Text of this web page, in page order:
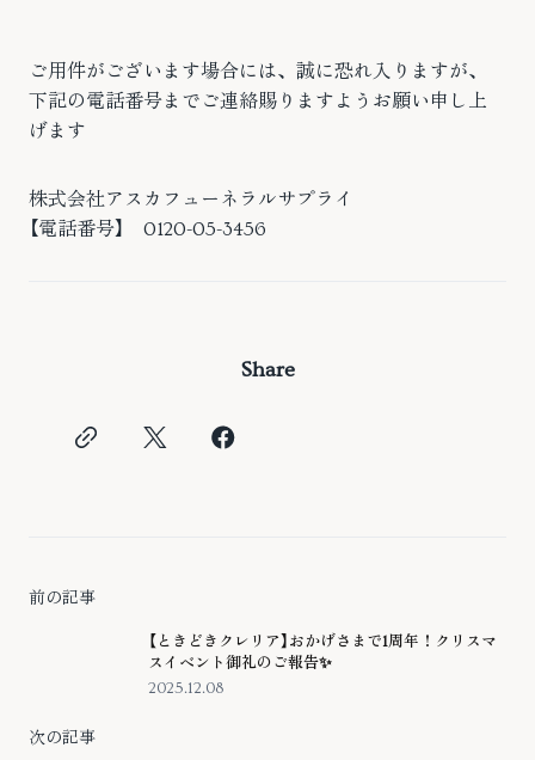
ご用件がございます場合には、誠に恐れ入りますが、
下記の電話番号までご連絡賜りますようお願い申し上
げます
株式会社アスカフューネラルサプライ
【電話番号】 0120-05-3456
Share
前の記事
【ときどきクレリア】おかげさまで1周年！クリスマ
スイベント御礼のご報告✨
2025.12.08
次の記事